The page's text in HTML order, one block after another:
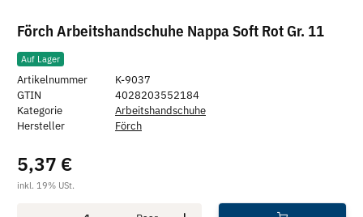
Förch Arbeitshandschuhe Nappa Soft Rot Gr. 11
Auf Lager
Artikelnummer
K-9037
GTIN
4028203552184
Kategorie
Arbeitshandschuhe
Hersteller
Förch
5,37 €
inkl. 19% USt.